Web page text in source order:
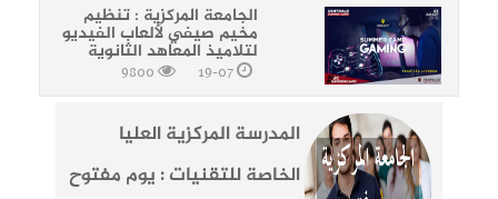
الجامعة المركزية : تنظيم
مخيم صيفي لألعاب الفيديو
لتلاميذ المعاهد الثانوية
المدرسة المركزية العليا
الخاصة للتقنيات : يوم مفتوح